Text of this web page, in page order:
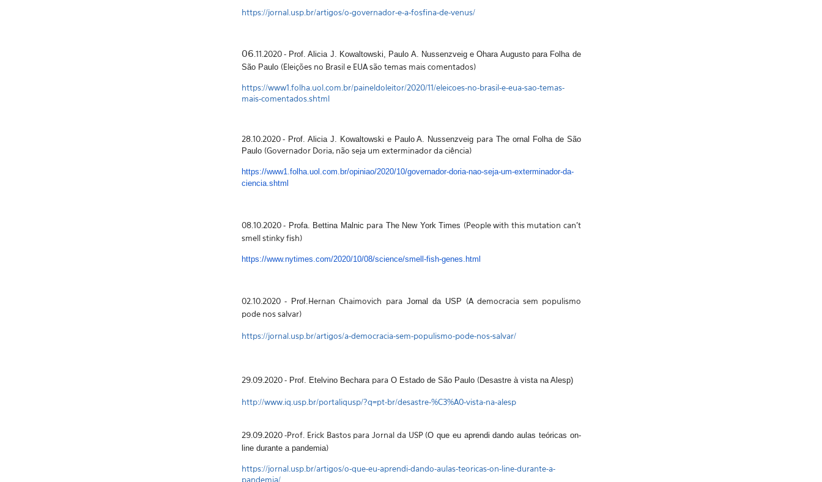
https://jornal.usp.br/artigos/o-governador-e-a-fosfina-de-venus/
06 .11.2020 - Prof. Alicia J. Kowaltowski, Paulo A. Nussenzveig e Ohara Augusto paraFolha de
São Paulo(Eleições no Brasil e EUA são temas mais comentados)
https://www1.folha.uol.com.br/paineldoleitor/2020/11/eleicoes-no-brasil-e-eua-sao-temas-
mais-comentados.shtml
28.10.2020 - Prof. Alicia J. Kowaltowski e Paulo A. Nussenzveig paraThe ornal Folha de São
Paulo(Governador Doria, não seja um exterminador da ciência)
https://www1.folha.uol.com.br/opiniao/2020/10/governador-doria-nao-seja-um-exterminador-da-
ciencia.shtml
08.10.2020 - Profa. Bettina Malnic para The New York Times (People with this mutation can't
smell stinky fish)
https://www.nytimes.com/2020/10/08/science/smell-fish-genes.html
02.10.2020 - Prof.Hernan Chaimovich para Jornal da USP (A democracia sem populismo
pode nos salvar)
https://jornal.usp.br/artigos/a-democracia-sem-populismo-pode-nos-salvar/
29.09.2020 - Prof. Etelvino Becharapara O Estado de São Paulo(Desastre à vista na Alesp)
http://www.iq.usp.br/portaliqusp/?q=pt-br/desastre-%C3%A0-vista-na-alesp
29.09.2020 -Prof. Erick Bastos para Jornal da USP (O que eu aprendi dando aulas teóricas on-
line durante a pandemia)
https://jornal.usp.br/artigos/o-que-eu-aprendi-dando-aulas-teoricas-on-line-durante-a-
pandemia/